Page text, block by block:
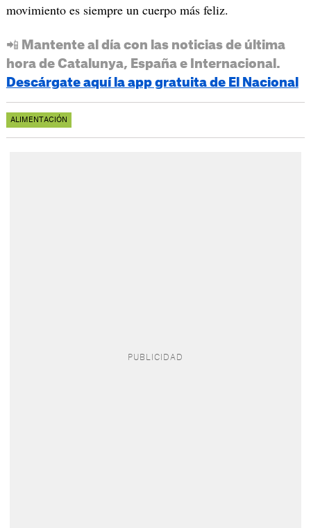
movimiento es siempre un cuerpo más feliz.
📲 Mantente al día con las noticias de última
hora de Catalunya, España e Internacional.
Descárgate aquí la app gratuita de El Nacional
ALIMENTACIÓN